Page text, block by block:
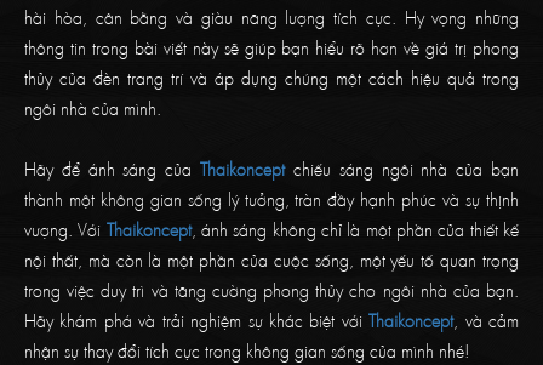
hài hòa, cân bằng và giàu năng lượng tích cực. Hy vọng những
thông tin trong bài viết này sẽ giúp bạn hiểu rõ hơn về giá trị phong
thủy của đèn trang trí và áp dụng chúng một cách hiệu quả trong
ngôi nhà của mình.
Hãy để ánh sáng củaThaikoncept chiếu sáng ngôi nhà của bạn
thành một không gian sống lý tưởng, tràn đầy hạnh phúc và sự thịnh
vượng. Với Thaikoncept, ánh sáng không chỉ là một phần của thiết kế
nội thất, mà còn là một phần của cuộc sống, một yếu tố quan trọng
trong việc duy trì và tăng cường phong thủy cho ngôi nhà của bạn.
Hãy khám phá và trải nghiệm sự khác biệt vớiThaikoncept, và cảm
nhận sự thay đổi tích cực trong không gian sống của mình nhé!